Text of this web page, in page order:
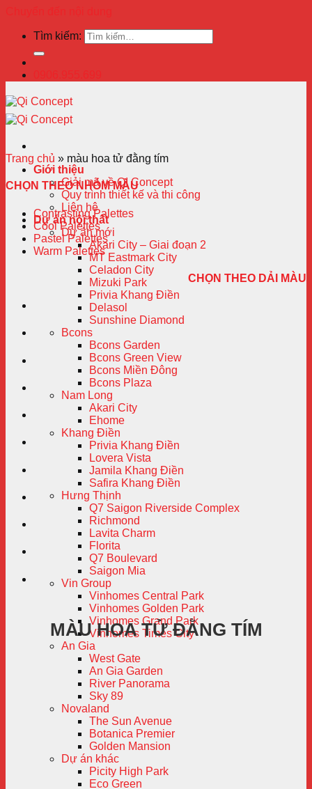
Tìm kiếm:
Giới thiệu
Giải mã về QI Concept
Quy trình thiết kế và thi công
Liên hệ
Dự án nội thất
Dự án mới
Akari City – Giai đoạn 2
MT Eastmark City
Celadon City
Mizuki Park
Privia Khang Điền
Delasol
Sunshine Diamond
Bcons
Bcons Garden
Bcons Green View
Bcons Miền Đông
Bcons Plaza
Nam Long
Akari City
Ehome
Khang Điền
Privia Khang Điền
Lovera Vista
Jamila Khang Điền
Safira Khang Điền
Hưng Thịnh
Q7 Saigon Riverside Complex
Richmond
Lavita Charm
Florita
Q7 Boulevard
Saigon Mia
Vin Group
Vinhomes Central Park
Vinhomes Golden Park
Vinhomes Grand Park
Vinhomes Times City
An Gia
West Gate
An Gia Garden
River Panorama
Sky 89
Novaland
The Sun Avenue
Botanica Premier
Golden Mansion
Dự án khác
Picity High Park
Eco Green
Trang chủ » màu hoa tử đằng tím
CHỌN THEO NHÓM MÀU
Contrasting Palettes
Cool Palettes
Pastel Palettes
Warm Palettes
CHỌN THEO DẢI MÀU
MÀU HOA TỬ ĐẰNG TÍM